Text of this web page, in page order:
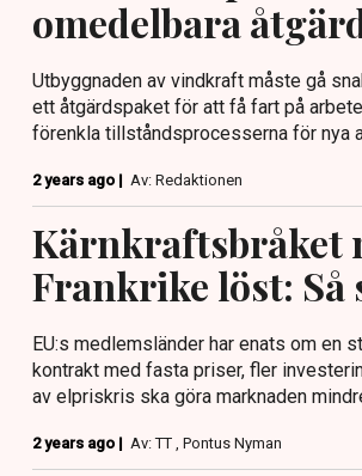
omedelbara
Utbyggnaden av vindkraft måste gå
ett åtgärdspaket för att få fart på
förenkla tillståndsprocesserna för nya
2 years ago | Av: Redaktionen
Kärnkraftsbråket
Frankrike löst: Så
EU:s medlemsländer har enats om en
kontrakt med fasta priser, fler
av elpriskris ska göra marknaden
2 years ago | Av: TT , Pontus Nyman